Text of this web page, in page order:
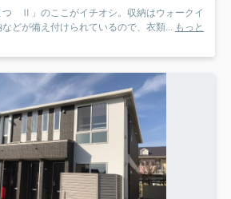
つ Ⅱ」のここがイチオシ。収納はウォークイ
どが備え付けられているので、衣類... もっと